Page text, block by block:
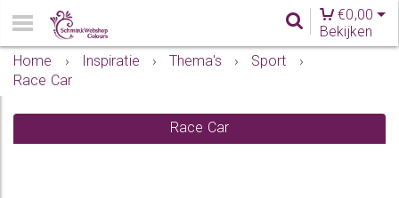
€0,00
Bekijken
Home
› Inspiratie › Thema's › Sport
›
Race Car
Race Car